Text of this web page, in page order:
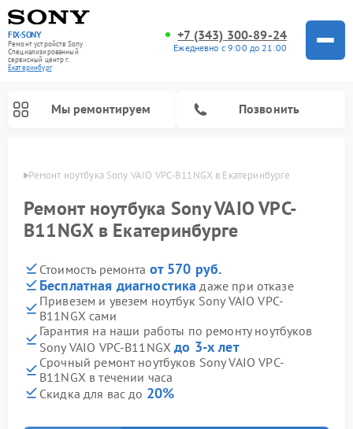
FIX-SONY
Ремонт устройств Sony
Специализированный
cервисный центр г.
Екатеринбург
+7 (343) 300-89-24
Ежедневно с 9:00 до 21:00
Мы ремонтируем Позвонить
Ремонт ноутбука Sony VAIO VPC-B11NGX в Екатеринбурге
Ремонт ноутбука Sony VAIO VPC-
B11NGX в Екатеринбурге
Стоимость ремонта от 570 руб.
Бесплатная диагностика даже при отказе
Привезем и увезем ноутбук Sony VAIO VPC-
B11NGX сами
Гарантия на наши работы по ремонту ноутбуков
Sony VAIO VPC-B11NGXдо 3-х лет
Срочный ремонт ноутбуков Sony VAIO VPC-
B11NGX в течении часа
Скидка для вас до 20%